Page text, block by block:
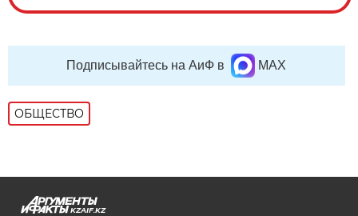
Подписывайтесь на АиФ в MAX
ОБЩЕСТВО
KZAIF.KZ